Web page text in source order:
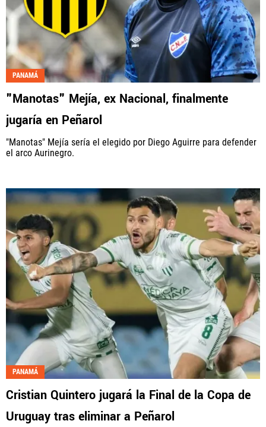
PANAMÁ
"Manotas" Mejía, ex Nacional, finalmente
jugaría en Peñarol
"Manotas" Mejía sería el elegido por Diego Aguirre para defender
el arco Aurinegro.
PANAMÁ
Cristian Quintero jugará la Final de la Copa de
Uruguay tras eliminar a Peñarol